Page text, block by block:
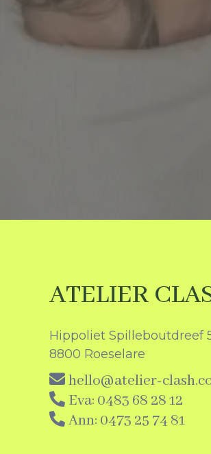
ATELIER
Hippoliet Spilleboutdreef
8800 Roeselare
hello@atelier-
Eva: 0483 68 28 12
Ann: 0473 25 74 81